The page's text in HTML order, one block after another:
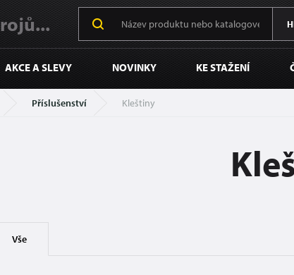
AKCE A SLEVY NOVINKY KE STAŽENÍ
Příslušenství Kleštiny
Vše